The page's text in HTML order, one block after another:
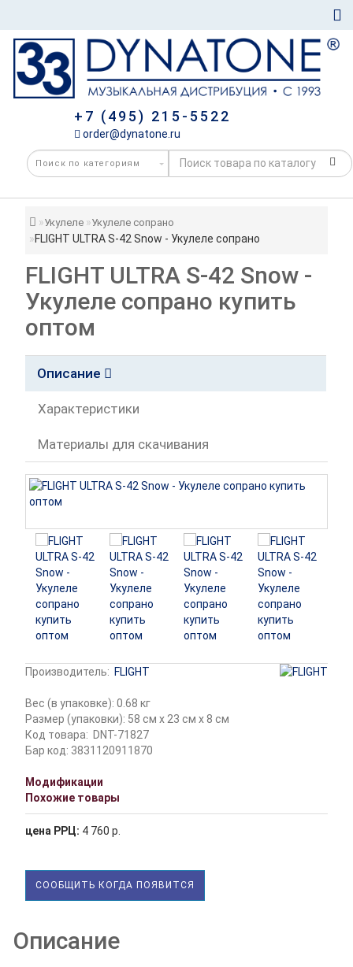
+7 (495) 215-5522
order@dynatone.ru
Укулеле Укулеле сопрано
FLIGHT ULTRA S-42 Snow - Укулеле сопрано
FLIGHT ULTRA S-42 Snow -
Укулеле сопрано купить
оптом
Описание
Характеристики
Материалы для скачивания
Производитель: FLIGHT
Вес (в упаковке): 0.68 кг
Размер (упаковки): 58 см x 23 см x 8 см
Код товара: DNT-71827
Бар код: 3831120911870
Модификации
Похожие товары
цена РРЦ: 4 760 р.
СООБЩИТЬ КОГДА ПОЯВИТСЯ
Описание